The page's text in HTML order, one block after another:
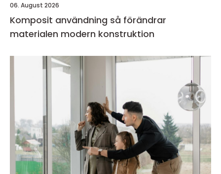
06. August 2026
Komposit användning så förändrar
materialen modern konstruktion